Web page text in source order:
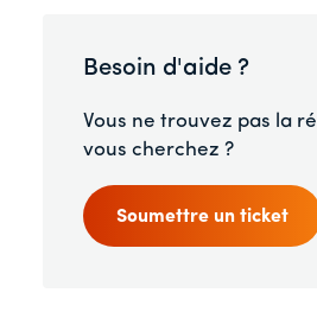
Besoin d'aide ?
Vous ne trouvez pas la
vous cherchez ?
Soumettre un ticket